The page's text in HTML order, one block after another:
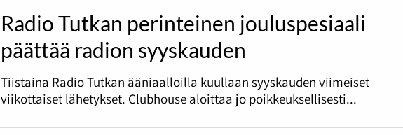
Radio Tutkan perinteinen jouluspesiaali
päättää radion syyskauden
Tiistaina Radio Tutkan ääniaalloilla kuullaan syyskauden viimeiset
viikottaiset lähetykset. Clubhouse aloittaa jo poikkeuksellisesti...